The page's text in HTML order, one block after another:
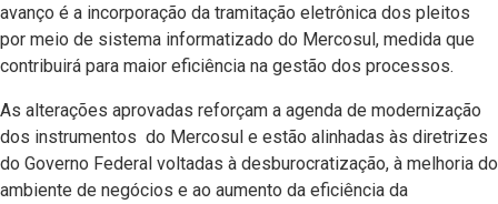
avanço é a incorporação da tramitação eletrônica dos pleitos
por meio de sistema informatizado do Mercosul, medida que
contribuirá para maior eficiência na gestão dos processos.
As alterações aprovadas reforçam a agenda de modernização
dos instrumentos do Mercosul e estão alinhadas às diretrizes
do Governo Federal voltadas à desburocratização, à melhoria do
ambiente de negócios e ao aumento da eficiência da